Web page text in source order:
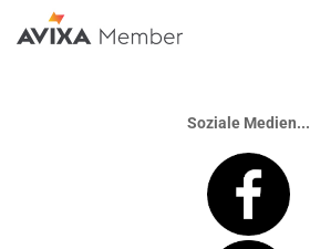
Soziale Medien...